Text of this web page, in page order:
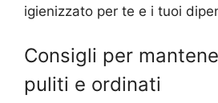
igienizzato per te e i tuoi
Consigli per
puliti e ordinati